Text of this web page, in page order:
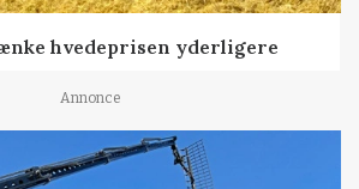
hvedeprisen yderligere
Annonce